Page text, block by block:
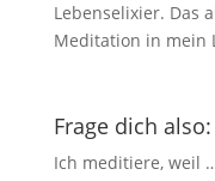
Lebenselixier. Das
Meditation in mein
Frage dich
Ich meditiere, weil